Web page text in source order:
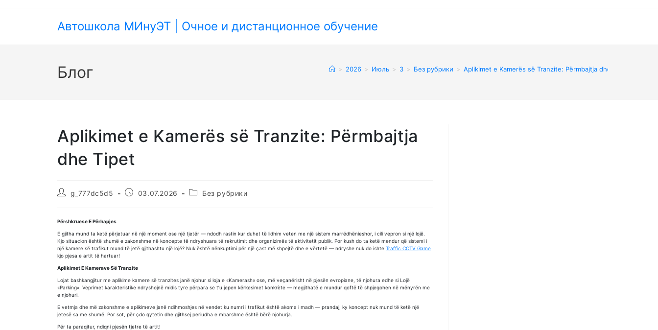
Автошкола МИнуЭТ | Очное и дистанционное обучение
Блог > 2026 > Июль > 3 > Без рубрики > Aplikimet e Kamerës së Tranzite: Përmbajtja dhe Tipet
Aplikimet e Kamerës së Tranzite: Përmbajtja
dhe Tipet
Авторg_777dc5d5
Запись03.07.2026
Рубрика
Без рубрики
Përshkruese E Përhapjes
E gjitha mund ta ketë përjetuar në një moment ose një tjetër — ndodh rastin kur duhet të lidhim veten me një sistem marrëdhënieshor, i cili vepron si një lojë.
Kjo situacion është shumë e zakonshme në koncepte të ndryshuara të rekrutimit dhe organizimës të aktivitetit publik. Por kush do ta ketë mendur që sistemi i
një kamere së trafikut mund të jetë gjithashtu një lojë? Nuk është nënkuptimi për një çast më shpejtë dhe e vërtetë — ndryshe nuk do ishte Traffic CCTV Game
kjo pjesa e artit të hartuar!
Aplikimet E Kamerave Së Tranzite
Lojat bashkangjitur me aplikime kamere së tranzites janë njohur si loja e «Kamerash» ose, më veçanërisht në pjesën evropiane, të njohura edhe si Lojë
«Parking». Veprimet karakteristike ndryshojnë midis tyre përpara se t’u jepen kërkesimet konkrète — megjithatë e mundur qoftë të shpjegohen në mënyrën me
e njohuri.
E vetmja dhe më zakonshme e aplikimeve janë ndihmoshjes në vendet ku numri i trafikut është akoma i madh — prandaj, ky koncept nuk mund të ketë një
jetesë sa me shumë. Por sot, për çdo qytetin dhe gjithsej periudha e mbarshme është bërë njohurja.
Për ta paraqitur, ndiqni pjesën tjetre të artit!